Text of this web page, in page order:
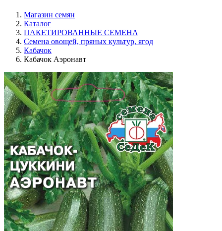
Магазин семян
Каталог
ПАКЕТИРОВАННЫЕ СЕМЕНА
Семена овощей, пряных культур, ягод
Кабачок
Кабачок Аэронавт